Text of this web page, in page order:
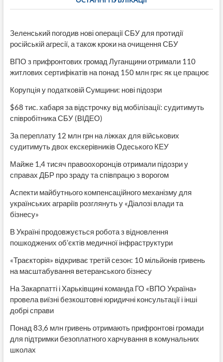
Зеленський погодив нові операції СБУ для протидії
російській агресії, а також кроки на очищення СБУ
ВПО з прифронтових громад Луганщини отримали 110
житлових сертифікатів на понад 150 млн грн: як це працює
Корупція у податковій Сумщини: нові підозри
$68 тис. хабаря за відстрочку від мобілізації: судитимуть
співробітника СБУ (ВІДЕО)
За переплату 12 млн грн на ліжках для військових
судитимуть двох екскерівників Одеського КЕУ
Майже 1,4 тисяч правоохоронців отримали підозри у
справах ДБР про зраду та співпрацю з ворогом
Аспекти майбутнього компенсаційного механізму для
українських аграріїв розглянуть у «Діалозі влади та
бізнесу»
В Україні продовжується робота з відновлення
пошкоджених об’єктів медичної інфраструктури
«Траєкторія» відкриває третій сезон: 10 мільйонів гривень
на масштабування ветеранського бізнесу
На Закарпатті і Харьківщині команда ГО «ВПО Україна»
провела виїзні безкоштовні юридичні консультації і інші
добрі справи
Понад 83,6 млн гривень отримають прифронтові громади
для підтримки безоплатного харчування в комунальних
школах